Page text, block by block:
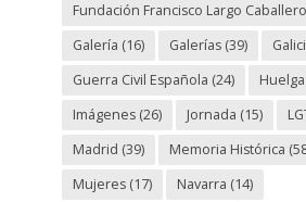
Fundación Francisco Largo Caballero
Galería (16) Galerías(39)
Guerra Civil Española (24)
Imágenes(26) Jornada (15)
Madrid (39) Memoria Histórica
Mujeres(17) Navarra (14)